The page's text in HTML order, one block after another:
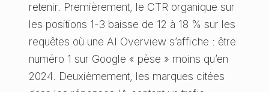
retenir. Premièrement, le CTR organique sur
les positions 1-3 baisse de 12 à 18 % sur les
requêtes où une AI Overview s’affiche : être
numéro 1 sur Google « pèse » moins qu’en
2024. Deuxièmement, les marques citées